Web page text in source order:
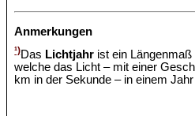
Anmerkungen
¹)Das Lichtjahr ist ein
welche das Licht – mit einer
km in der Sekunde – in einem